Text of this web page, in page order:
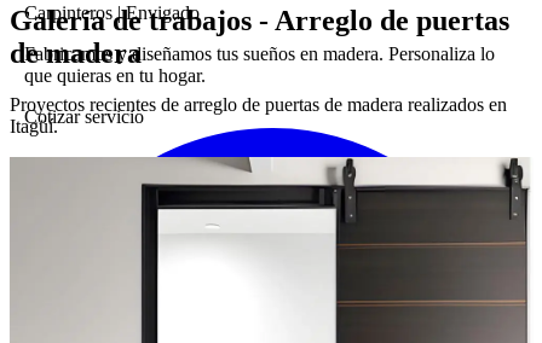
Carpinteros | Envigado
Fabricamos y diseñamos tus sueños en madera. Personaliza lo
que quieras en tu hogar.
Cotizar servicio
Galería de trabajos - Arreglo de puertas
de madera
Proyectos recientes de arreglo de puertas de madera realizados en
Itagüí.